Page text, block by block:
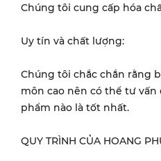
Chúng tôi cung cấp hóa
Uy tín và chất lượng:
Chúng tôi chắc chắn rằng
môn cao nên có thể tư
phẩm nào là tốt nhất.
QUY TRÌNH CỦA HOANG